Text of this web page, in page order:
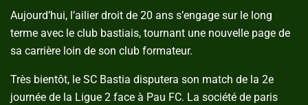
Aujourd’hui, l’ailier droit de 20 ans s’engage sur le long
terme avec le club bastiais, tournant une nouvelle page de
sa carrière loin de son club formateur.
Très bientôt, le SC Bastia disputera son match de la 2e
journée de la Ligue 2 face à Pau FC. La société de paris